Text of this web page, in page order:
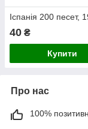
Іспанія 200 песет,
40 ₴
Купити
Про нас
100%